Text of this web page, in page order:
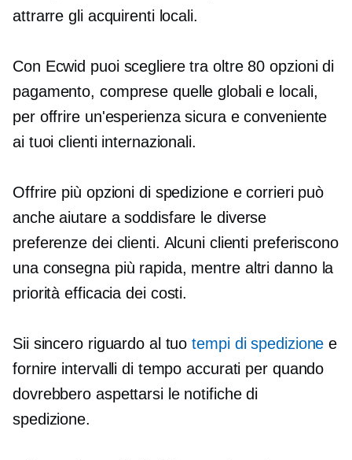
attrarre gli acquirenti locali.
Con Ecwid puoi scegliere tra oltre 80 opzioni di
pagamento, comprese quelle globali e locali,
per offrire un'esperienza sicura e conveniente
ai tuoi clienti internazionali.
Offrire più opzioni di spedizione e corrieri può
anche aiutare a soddisfare le diverse
preferenze dei clienti. Alcuni clienti preferiscono
una consegna più rapida, mentre altri danno la
prioritàefficacia dei costi.
Sii sincero riguardo al tuotempi di spedizione e
fornire intervalli di tempo accurati per quando
dovrebbero aspettarsi le notifiche di
spedizione.